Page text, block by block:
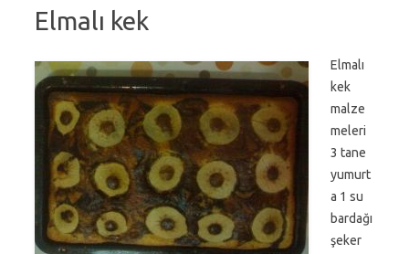
Elmalı kek
Elmalı
kek
malze
meleri
3 tane
yumurt
a 1 su
bardağı
şeker